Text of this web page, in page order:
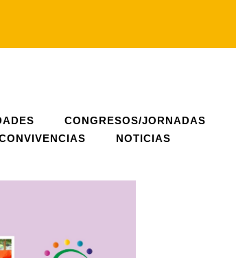
CONGRESOS/JORNADAS
NOTICIAS